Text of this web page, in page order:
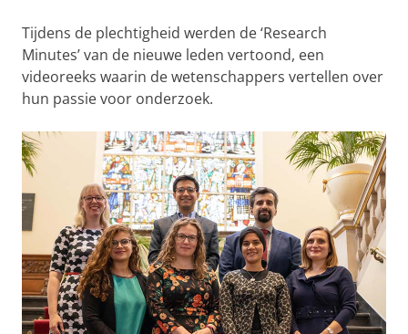
Tijdens de plechtigheid werden de ‘Research
Minutes’ van de nieuwe leden vertoond, een
videoreeks waarin de wetenschappers vertellen over
hun passie voor onderzoek.